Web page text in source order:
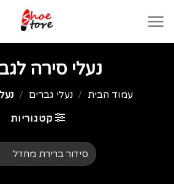
נעלי סירה
עמוד הבית / נעלי גברים /
קטגוריות